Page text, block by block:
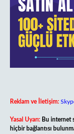
Reklam ve İletişim:
Yasal Uyarı: Bu internet
hiçbir bağlantısı